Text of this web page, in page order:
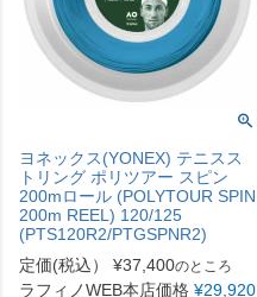
ヨネックス(YONEX) テニスス
トリング ポリツアー スピン
200mロール (POLYTOUR SPIN
200m REEL) 120/125
(PTS120R2/PTGSPNR2)
定価(税込）
¥37,400のところ
ラフィノWEB本店価格 ¥29,920